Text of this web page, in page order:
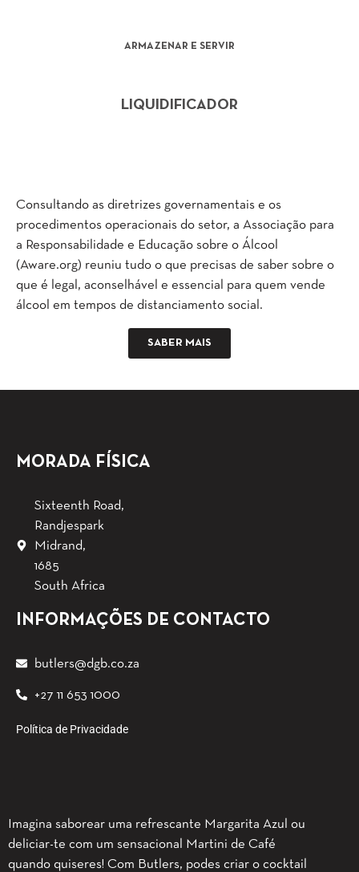
ARMAZENAR E SERVIR
LIQUIDIFICADOR
Consultando as diretrizes governamentais e os
procedimentos operacionais do setor, a Associação para
a Responsabilidade e Educação sobre o Álcool
(Aware.org) reuniu tudo o que precisas de saber sobre o
que é legal, aconselhável e essencial para quem vende
álcool em tempos de distanciamento social.
SABER MAIS
Imagina saborear uma refrescante Margarita Azul ou
deliciar-te com um sensacional Martini de Café
quando quiseres! Com Butlers, podes criar o cocktail
MORADA FÍSICA
Sixteenth Road,
Randjespark
Midrand,
1685
South Africa
INFORMAÇÕES DE CONTACTO
butlers@dgb.co.za
+27 11 653 1000
Política de Privacidade